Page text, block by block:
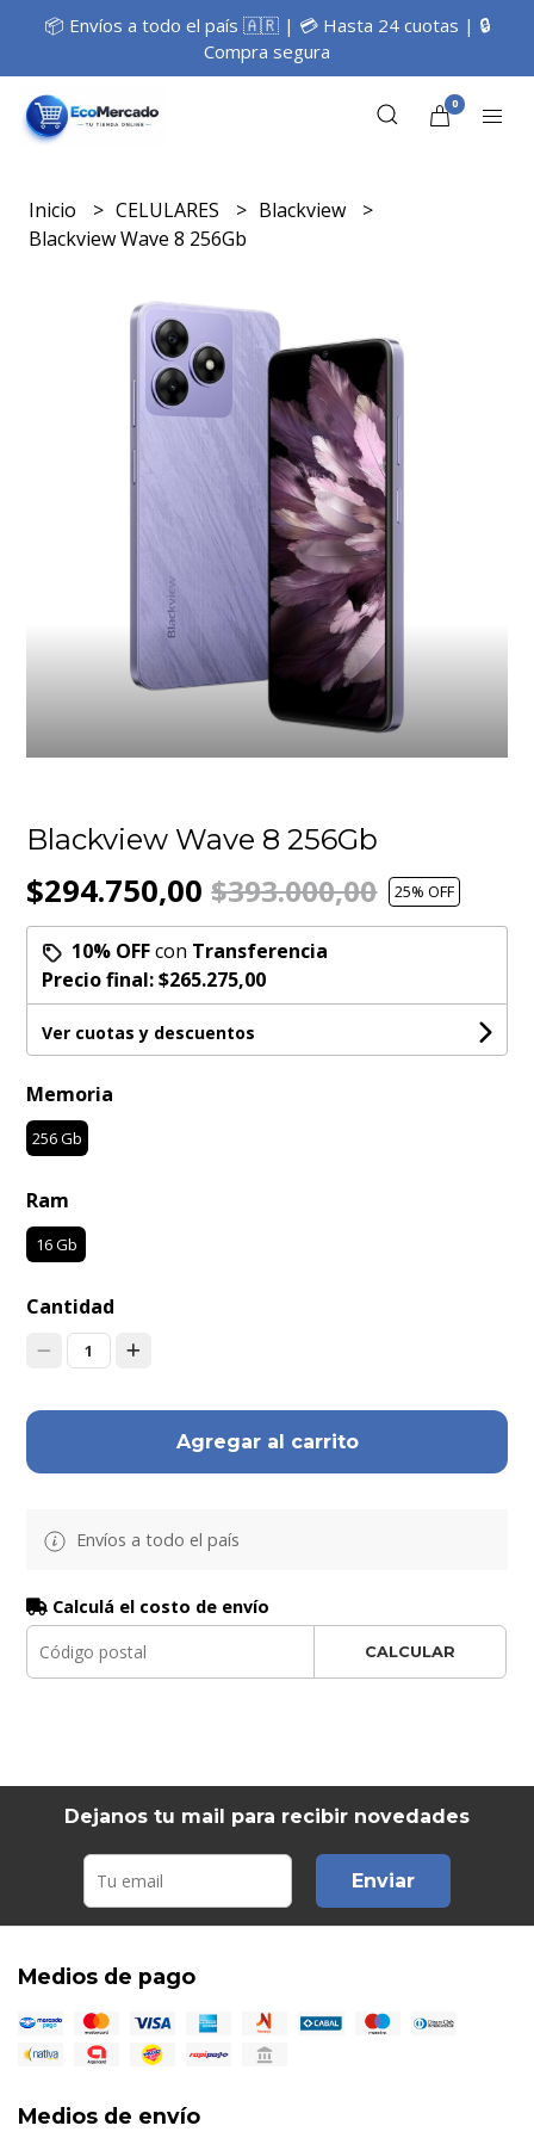
📦 Envíos a todo el país 🇦🇷 | 💳 Hasta 24 cuotas | 🔒
Compra segura
0
Inicio CELULARES
Blackview
Blackview Wave 8 256Gb
Blackview Wave 8 256Gb
$294.750,00$393.000,00 25% OFF
10% OFFcon Transferencia
Precio final:$265.275,00
Ver cuotas y descuentos
Memoria
256 Gb
Ram
16 Gb
Cantidad
1
Agregar al carrito
Envíos a todo el país
Calculá el costo de envío
CALCULAR
Dejanos tu mail para recibir novedades
Enviar
Medios de pago
Medios de envío